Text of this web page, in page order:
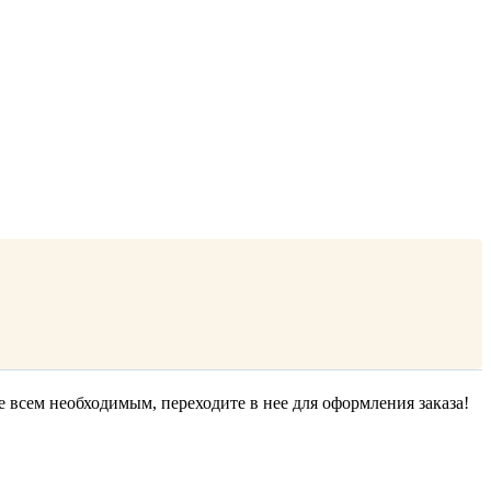
необходимым, переходите в нее для оформления заказа!